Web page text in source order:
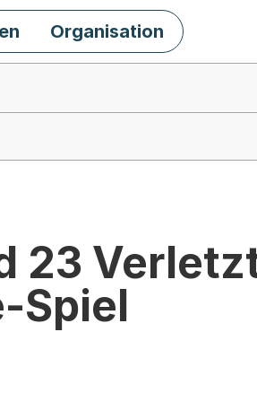
Organisation
23
Spiel